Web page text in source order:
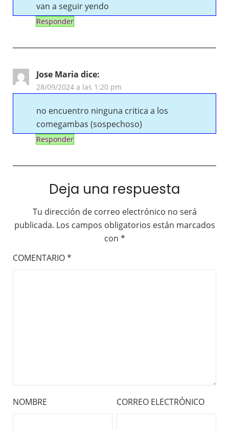
van a seguir yendo
Responder
Jose Maria dice:
28/09/2024 a las 1:20 pm
no encuentro ninguna critica a los
comegambas (sospechoso)
Responder
Deja una respuesta
Tu dirección de correo electrónico no será
publicada. Los campos obligatorios están marcados
con *
COMENTARIO*
NOMBRE CORREO ELECTRÓNICO